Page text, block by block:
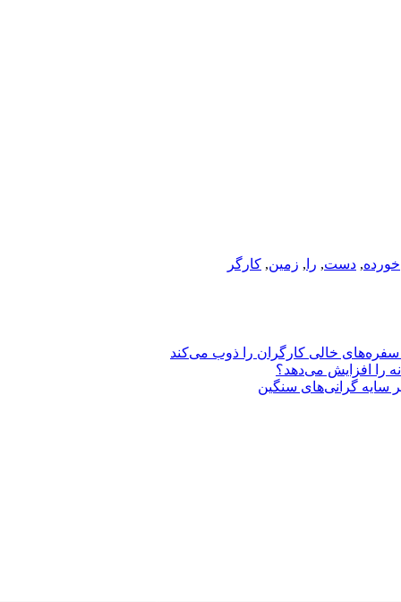
خورده, دست, را , زمین, کارگر
را افزایش می‌دهد؟
سایه گرانی‌های سنگین